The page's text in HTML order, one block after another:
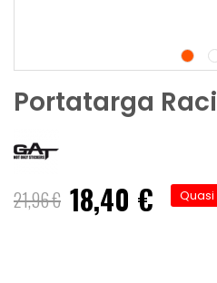
Portatarga
21,96 € Prezzo
speciale
18,40 €